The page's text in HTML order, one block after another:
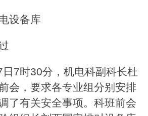
设备库
7时30分，机电科副科长杜
会，要求各专业组分别安排
了有关安全事项。科班前会